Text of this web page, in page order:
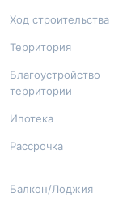
Ход строительства
Территория
Благоустройство
территории
Ипотека
Рассрочка
Балкон/Лоджия